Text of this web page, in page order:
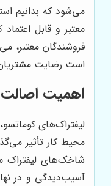
می‌شود که بدانیم
معتبر و قابل
فروشندگان معتبر،
است رضایت
اهمیت اصالت
لیفتراک‌های
محیط کار تأثیر
شاخک‌های لیفتراک
آسیب‌دیدگی و در